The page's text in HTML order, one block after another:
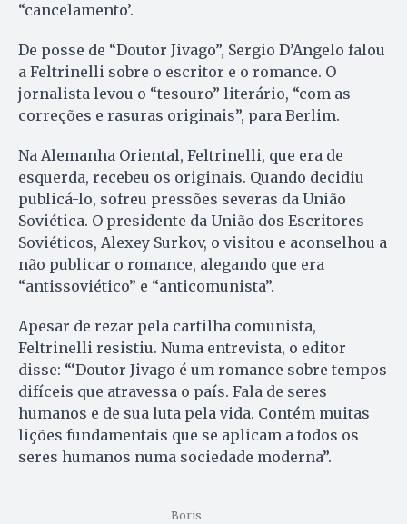
“cancelamento’.
De posse de “Doutor Jivago”, Sergio D’Angelo falou
a Feltrinelli sobre o escritor e o romance. O
jornalista levou o “tesouro” literário, “com as
correções e rasuras originais”, para Berlim.
Na Alemanha Oriental, Feltrinelli, que era de
esquerda, recebeu os originais. Quando decidiu
publicá-lo, sofreu pressões severas da União
Soviética. O presidente da União dos Escritores
Soviéticos, Alexey Surkov, o visitou e aconselhou a
não publicar o romance, alegando que era
“antissoviético” e “anticomunista”.
Apesar de rezar pela cartilha comunista,
Feltrinelli resistiu. Numa entrevista, o editor
disse: “‘Doutor Jivago é um romance sobre tempos
difíceis que atravessa o país. Fala de seres
humanos e de sua luta pela vida. Contém muitas
lições fundamentais que se aplicam a todos os
seres humanos numa sociedade moderna”.
Boris